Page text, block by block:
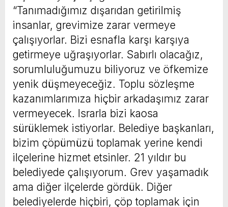
“Tanımadığımız dışarıdan getirilmiş
insanlar, grevimize zarar vermeye
çalışıyorlar. Bizi esnafla karşı karşıya
getirmeye uğraşıyorlar. Sabırlı olacağız,
sorumluluğumuzu biliyoruz ve öfkemize
yenik düşmeyeceğiz. Toplu sözleşme
kazanımlarımıza hiçbir arkadaşımız zarar
vermeyecek. Israrla bizi kaosa
sürüklemek istiyorlar. Belediye başkanları,
bizim çöpümüzü toplamak yerine kendi
ilçelerine hizmet etsinler. 21 yıldır bu
belediyede çalışıyorum. Grev yaşamadık
ama diğer ilçelerde gördük. Diğer
belediyelerde hiçbiri, çöp toplamak için